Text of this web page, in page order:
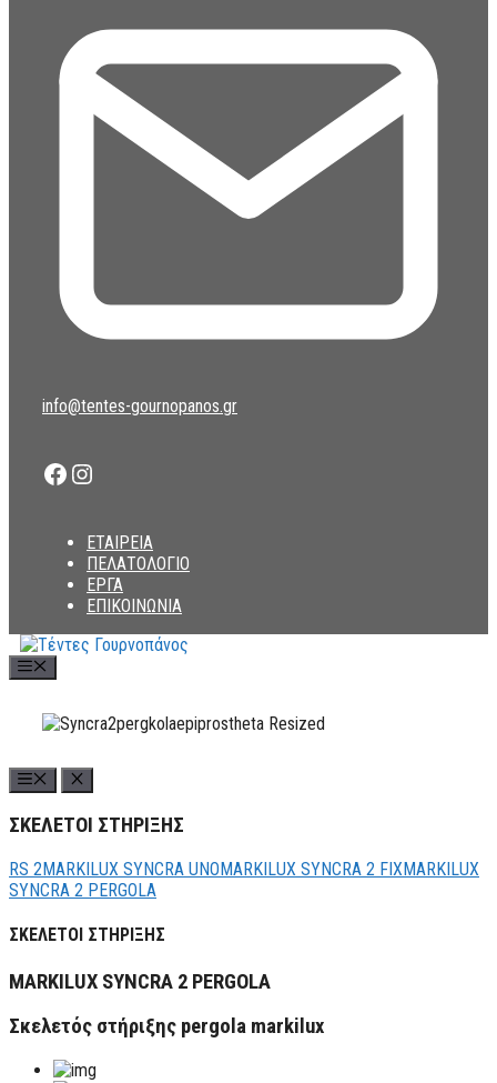
info@tentes-gournopanos.gr
Facebook
Instagram
ΕΤΑΙΡΕΙΑ
ΠΕΛΑΤΟΛΟΓΙΟ
ΕΡΓΑ
ΕΠΙΚΟΙΝΩΝΙΑ
ΣΚΕΛΕΤΟΙ ΣΤΗΡΙΞΗΣ
RS 2MARKILUX SYNCRA UNOMARKILUX SYNCRA 2 FIXMARKILUX
SYNCRA 2 PERGOLA
ΣΚΕΛΕΤΟΙ ΣΤΗΡΙΞΗΣ
MARKILUX SYNCRA 2 PERGOLA
Σκελετός στήριξης pergola markilux